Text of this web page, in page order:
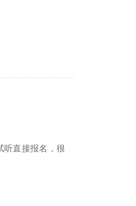
听直接报名，很